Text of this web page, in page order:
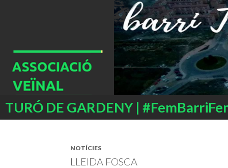
TURÓ DE GARDENY |
Buscar
NOTÍCIES
LLEIDA FOSCA